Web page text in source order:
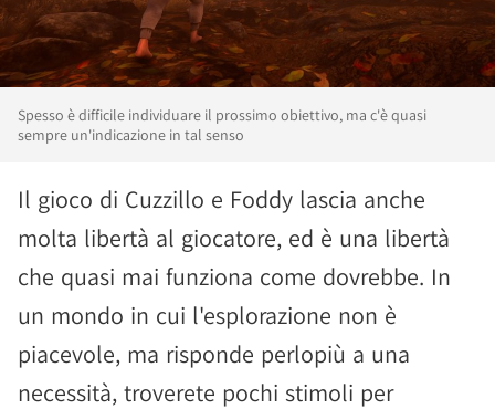
Spesso è difficile individuare il prossimo obiettivo, ma c'è quasi
sempre un'indicazione in tal senso
Il gioco di Cuzzillo e Foddy lascia anche
molta libertà al giocatore, ed è una libertà
che quasi mai funziona come dovrebbe. In
un mondo in cui l'esplorazione non è
piacevole, ma risponde perlopiù a una
necessità, troverete pochi stimoli per